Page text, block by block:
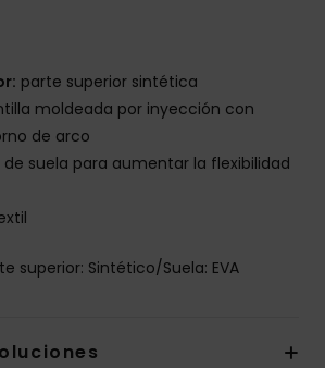
parte superior sintética
moldeada por inyección con
de arco
de suela para aumentar la flexibilidad
superior: Sintético/Suela: EVA